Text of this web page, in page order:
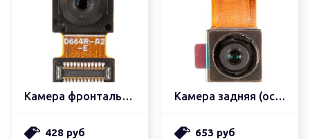
Камера фронтальная (передняя)
428 руб
Камера задняя (основная)
653 руб